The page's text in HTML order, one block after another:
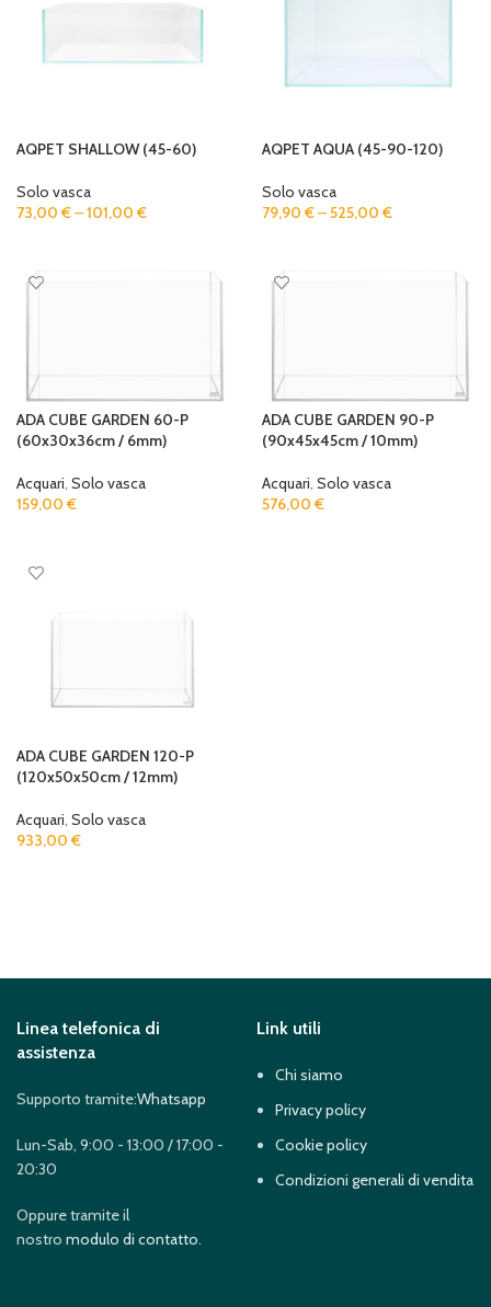
AQPET SHALLOW (45-60)
Solo vasca
73,00 €–101,00 €
AQPET AQUA (45-90-120)
Solo vasca
79,90 €–525,00 €
ADA CUBE GARDEN 60-P
(60x30x36cm / 6mm)
Acquari, Solo vasca
159,00 €
ADA CUBE GARDEN 90-P
(90x45x45cm / 10mm)
Acquari, Solo vasca
576,00 €
ADA CUBE GARDEN 120-P
(120x50x50cm / 12mm)
Acquari, Solo vasca
933,00 €
Linea telefonica di
assistenza
Supporto tramite:Whatsapp
Lun-Sab, 9:00 - 13:00 / 17:00 -
20:30
Oppure tramite il
nostromodulo di contatto.
Link utili
Chi siamo
Privacy policy
Cookie policy
Condizioni generali di vendita